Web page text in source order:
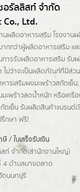
อรัลลิสท์ จำกัด
Ltd.
นผลิตอาหารเสริม โรงงาน
ากกว่าผู้ผลิตอาหารเสริม แ
ารรับผลิตอาหารเสริม รับ
ไม่ว่าจะเป็นผลิตภัณฑ์ที่มีส่
หารเสริมผงมะพร้าวสกัดเ
มะพร้าวลดน้ำหนัก หรือเครื่
เย็น รับผลิตสินค้าแบรนด์ตั
กษา ฟรี!
/ ใบเสร็จรับเงิน
สท์ จำกัด(ส่านักงานใหญ่)
4 ตำบลบางตลาด
ดนนทบุรี